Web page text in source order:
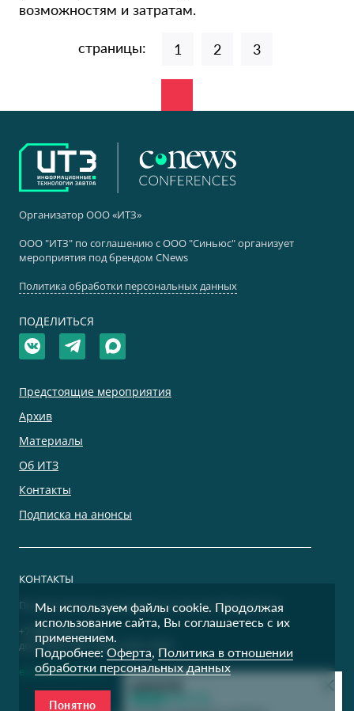
возможностям и затратам.
страницы: 1 2 3
Организатор ООО «ИТЗ»
ООО "ИТЗ" по соглашению с ООО "Синьюс" организует
мероприятия под брендом CNews
Политика обработки персональных данных
ПОДЕЛИТЬСЯ
Предстоящие мероприятия
Архив
Материалы
Об ИТЗ
Контакты
Подписка на анонсы
КОНТАКТЫ
По дополнительным вопросам просим обращаться:
+7 (495) 500-00-36
доб. 9400, 9401, 9402, 9403, 9404
events@itzconf.ru
Мы используем файлы cookie. Продолжая
использование сайта, Вы соглашаетесь с их
применением.
Подробнее: Оферта, Политика в отношении
обработки персональных данных
Понятно